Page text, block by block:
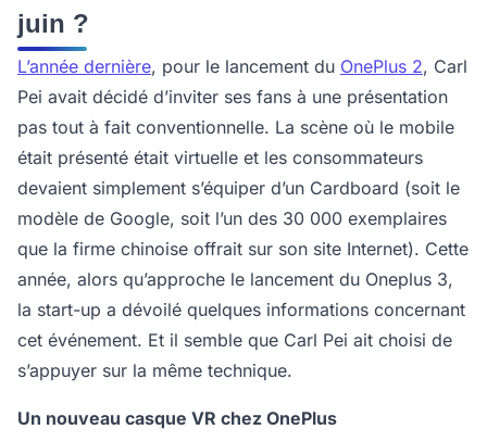
juin ?
L’année dernière, pour le lancement du OnePlus 2, Carl
Pei avait décidé d’inviter ses fans à une présentation
pas tout à fait conventionnelle. La scène où le mobile
était présenté était virtuelle et les consommateurs
devaient simplement s’équiper d’un Cardboard (soit le
modèle de Google, soit l’un des 30 000 exemplaires
que la firme chinoise offrait sur son site Internet). Cette
année, alors qu’approche le lancement du Oneplus 3,
la start-up a dévoilé quelques informations concernant
cet événement. Et il semble que Carl Pei ait choisi de
s’appuyer sur la même technique.
Un nouveau casque VR chez OnePlus